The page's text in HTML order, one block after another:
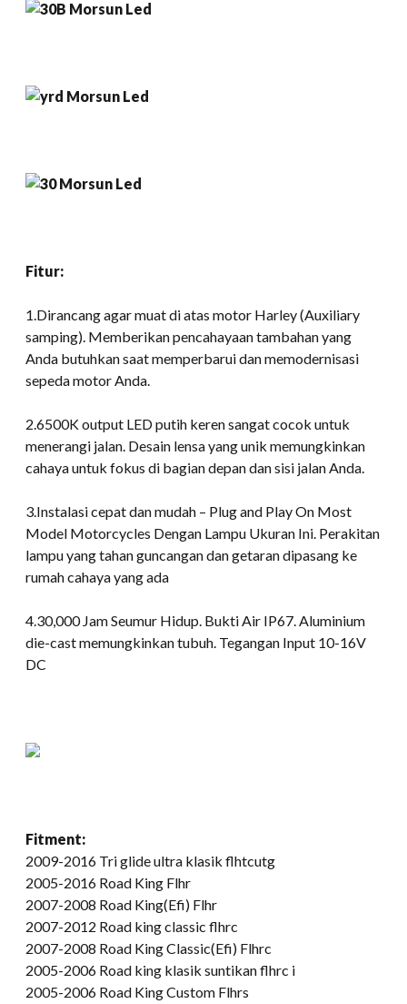
Fitur:
1.Dirancang agar muat di atas motor Harley (Auxiliary
samping). Memberikan pencahayaan tambahan yang
Anda butuhkan saat memperbarui dan memodernisasi
sepeda motor Anda.
2.6500K output LED putih keren sangat cocok untuk
menerangi jalan. Desain lensa yang unik memungkinkan
cahaya untuk fokus di bagian depan dan sisi jalan Anda.
3.Instalasi cepat dan mudah – Plug and Play On Most
Model Motorcycles Dengan Lampu Ukuran Ini. Perakitan
lampu yang tahan guncangan dan getaran dipasang ke
rumah cahaya yang ada
4.30,000 Jam Seumur Hidup. Bukti Air IP67. Aluminium
die-cast memungkinkan tubuh. Tegangan Input 10-16V
DC
Fitment:
2009-2016 Tri glide ultra klasik flhtcutg
2005-2016 Road King Flhr
2007-2008 Road King(Efi) Flhr
2007-2012 Road king classic flhrc
2007-2008 Road King Classic(Efi) Flhrc
2005-2006 Road king klasik suntikan flhrc i
2005-2006 Road King Custom Flhrs